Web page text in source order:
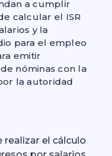
a cumplir
calcular el ISR
y la
para el empleo
emitir
nóminas con la
la autoridad
el cálculo